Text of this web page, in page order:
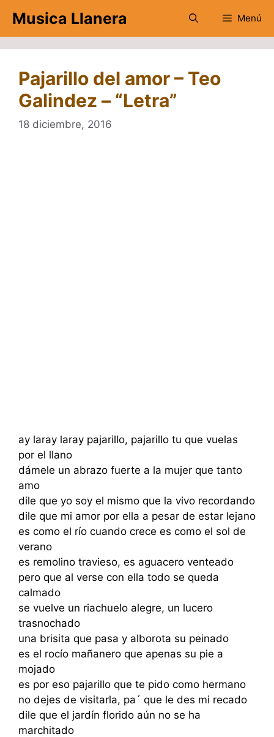
contenido
Musica Llanera Menú
Pajarillo del amor – Teo
Galindez – “Letra”
18 diciembre, 2016
ay laray laray pajarillo, pajarillo tu que vuelas
por el llano
dámele un abrazo fuerte a la mujer que tanto
amo
dile que yo soy el mismo que la vivo recordando
dile que mi amor por ella a pesar de estar lejano
es como el río cuando crece es como el sol de
verano
es remolino travieso, es aguacero venteado
pero que al verse con ella todo se queda
calmado
se vuelve un riachuelo alegre, un lucero
trasnochado
una brisita que pasa y alborota su peinado
es el rocío mañanero que apenas su pie a
mojado
es por eso pajarillo que te pido como hermano
no dejes de visitarla, pa´ que le des mi recado
dile que el jardín florido aún no se ha
marchitado